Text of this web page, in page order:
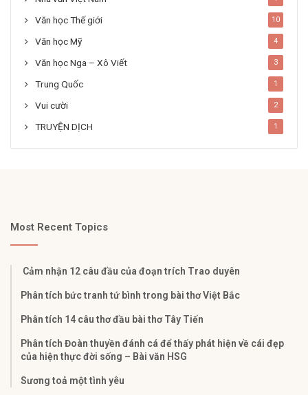
Văn học Thế giới 10
Văn học Mỹ 4
Văn học Nga – Xô Viết 3
Trung Quốc 1
Vui cười 2
TRUYỆN DỊCH 1
Most Recent Topics
Cảm nhận 12 câu đầu của đoạn trích Trao duyên
Phân tích bức tranh tứ bình trong bài thơ Việt Bắc
Phân tích 14 câu thơ đầu bài thơ Tây Tiến
Phân tích Đoàn thuyền đánh cá để thấy phát hiện về cái đẹp
của hiện thực đời sống – Bài văn HSG
Sương toả một tình yêu